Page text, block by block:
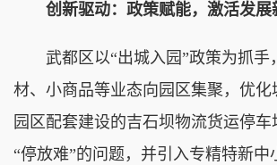
创新驱动：政策赋能，激活发展
武都区以“出城入园”政策为抓手
材、小商品等业态向园区集聚，优化
园区配套建设的吉石坝物流货运停车
“停放难”的问题，并引入专精特新中